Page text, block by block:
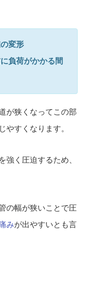
変形
負荷がかかる間
が狭くなってこの部
やすくなります。
強く圧迫するため、
の幅が狭いことで圧
みが出やすいとも言